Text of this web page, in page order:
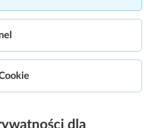
dla